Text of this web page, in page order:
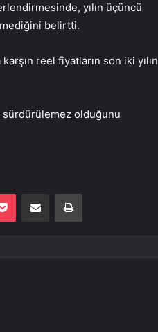
yılın üçüncü
belirtti.
reel fiyatların son iki yılın
sürdürülemez olduğunu
Pocket E-Posta ile paylaş Yazdır